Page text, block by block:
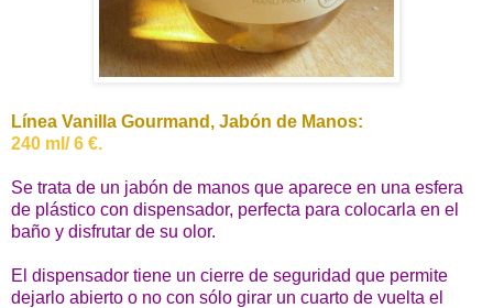
Línea Vanilla Gourmand, Jabón de Manos:
240 ml/ 6 €.
Se trata de un jabón de manos que aparece en una esfera
de plástico con dispensador, perfecta para colocarla en el
baño y disfrutar de su olor.
El dispensador tiene un cierre de seguridad que permite
dejarlo abierto o no con sólo girar un cuarto de vuelta el